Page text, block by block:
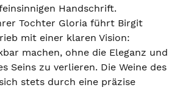
Handschrift.
Tochter Gloria führt Birgit
mit einer klaren Vision:
machen, ohne die Eleganz und
Seins zu verlieren. Die Weine des
stets durch eine präzise